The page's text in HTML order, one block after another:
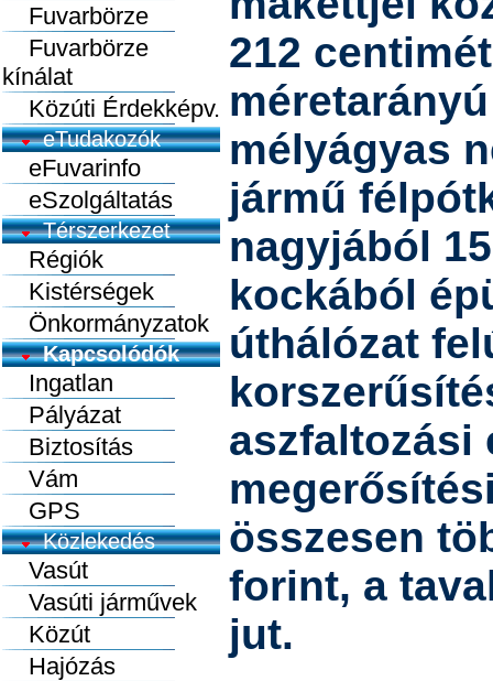
Fuvarbörze
Fuvarbörze
kínálat
Közúti Érdekképv.
eTudakozók
eFuvarinfo
eSzolgáltatás
Térszerkezet
Régiók
Kistérségek
Önkormányzatok
Kapcsolódók
Ingatlan
Pályázat
Biztosítás
Vám
GPS
Közlekedés
Vasút
Vasúti járművek
Közút
Hajózás
212
mélyágyas
jármű
nagyjából
kockából
úthálózat
aszfaltozási
összesen
forint, a
jut.